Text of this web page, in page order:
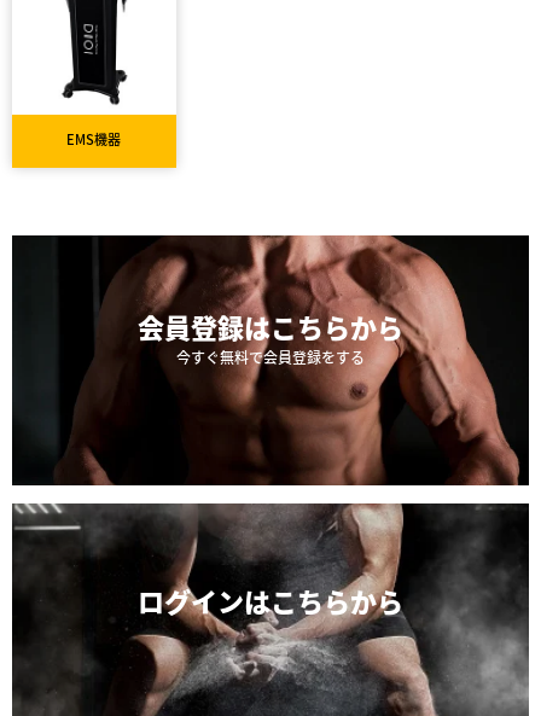
EMS機器
会員登録はこちらから
今すぐ無料で会員登録をする
ログインはこちらから